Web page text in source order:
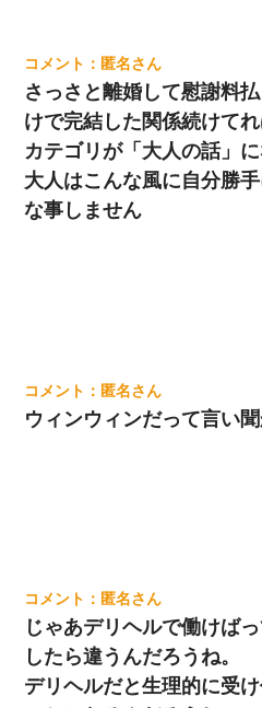
匿名
さっさと離婚して慰謝料
けで完結した関係続けて
カテゴリが「大人の話」
大人はこんな風に自分勝
な事しません
匿名
ウィンウィンだって言い
匿名
じゃあデリヘルで働けば
したら違うんだろうね。
デリヘルだと生理的に受